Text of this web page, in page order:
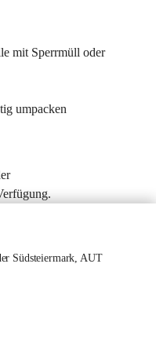
mit Sperrmüll oder
umpacken
Südsteiermark, AUT